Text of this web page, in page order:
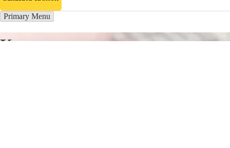
Primary Menu
Курсы программирования в